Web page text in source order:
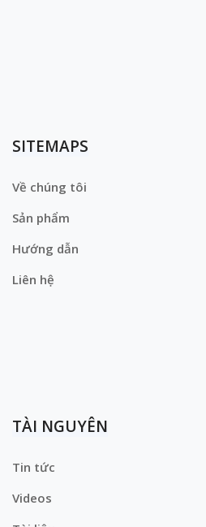
SITEMAPS
Về chúng tôi
Sản phẩm
Hướng dẫn
Liên hệ
TÀI NGUYÊN
Tin tức
Videos